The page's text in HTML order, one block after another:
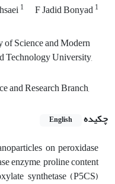
1 F Jadid Bonyad1
Science and Modern
Technology University,
and Research Branch,
چکیده
English
on peroxidase
enzyme, proline content
synthetase (P5CS)